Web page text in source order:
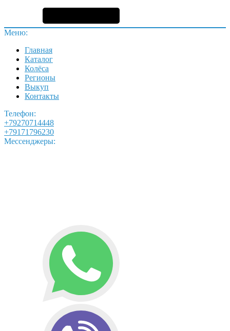
Меню:
Главная
Каталог
Колёса
Регионы
Выкуп
Контакты
Телефон:
+79270714448
+79171796230
Мессенджеры: